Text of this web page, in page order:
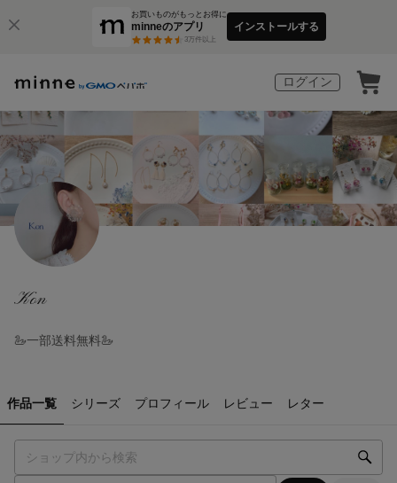
お買いものがもっとお得に
minneのアプリ
3万件以上
インストールする
ログイン
Kon
🦢一部送料無料🦢
作品一覧 シリーズ プロフィール レビュー レター